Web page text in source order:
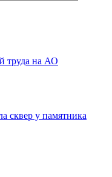
труда на АО
сквер у памятника